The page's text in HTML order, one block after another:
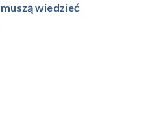
wiedzieć